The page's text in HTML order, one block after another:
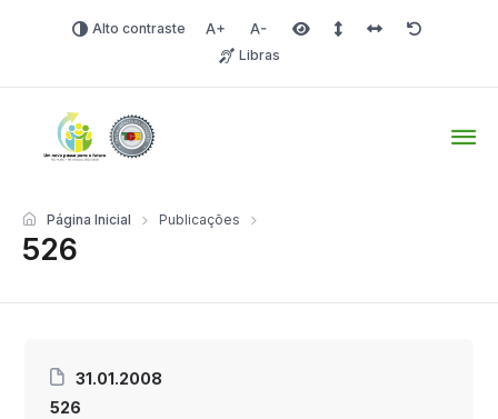
Alto contraste Aumentar fonte
Diminuir fonteÁrea selecionada
Espaçamento de linha
Espaço dos
Redefinir
Libras
526
Página Inicial Publicações
31.01.2008
526